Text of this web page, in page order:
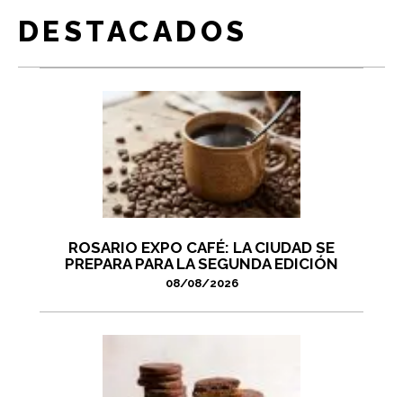
DESTACADOS
ROSARIO EXPO CAFÉ: LA CIUDAD SE
PREPARA PARA LA SEGUNDA EDICIÓN
08/08/2026